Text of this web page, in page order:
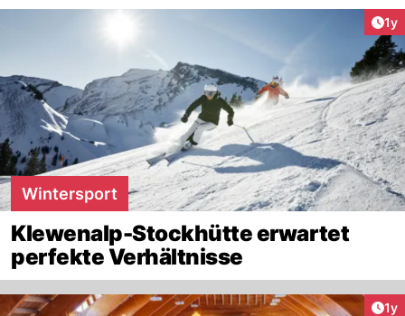
1y
Wintersport
Klewenalp-Stockhütte erwartet
perfekte Verhältnisse
1y